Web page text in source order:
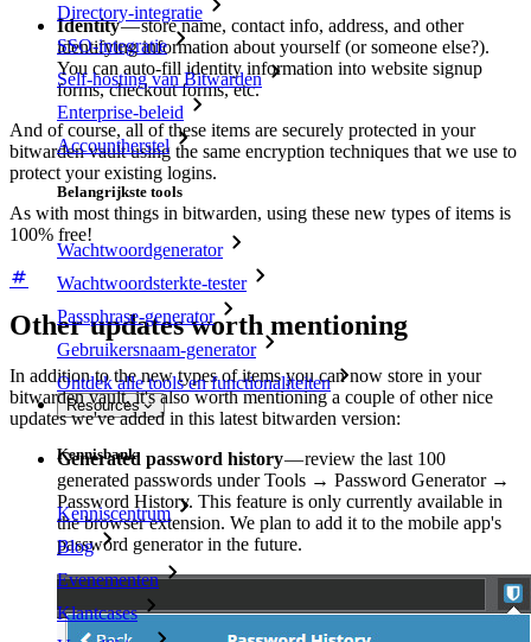
Directory-integratie
SSO-integratie
Self-hosting van Bitwarden
Enterprise-beleid
Accountherstel
Belangrijkste tools
Wachtwoordgenerator
Wachtwoordsterkte-tester
Passphrase-generator
Gebruikersnaam-generator
Ontdek alle tools en functionaliteiten
Resources
Kennisbank
Kenniscentrum
Blog
Evenementen
Klantcases
Identity— store name, contact info, address, and other
identifying information about yourself (or someone else?).
You can auto-fill identity information into website signup
forms, checkout forms, etc.
And of course, all of these items are securely protected in your
bitwarden vault using the same encryption techniques that we use to
protect your existing logins.
As with most things in bitwarden, using these new types of items is
100% free!
Other updates worth mentioning
In addition to the new types of items you can now store in your
bitwarden vault, it's also worth mentioning a couple of other nice
updates we've added in this latest bitwarden version:
Generated password history— review the last 100
generated passwords under Tools → Password Generator →
Password History. This feature is only currently available in
the browser extension. We plan to add it to the mobile app's
password generator in the future.